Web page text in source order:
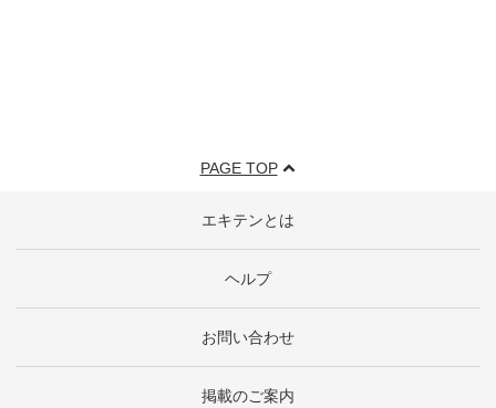
PAGE TOP
エキテンとは
ヘルプ
お問い合わせ
掲載のご案内